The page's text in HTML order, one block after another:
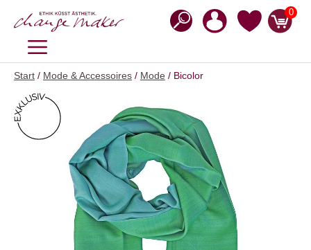
Inhalt
0
MENÜ
Start / Mode & Accessoires / Mode / Bicolor